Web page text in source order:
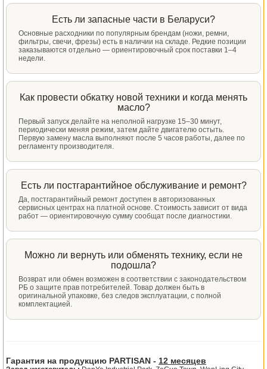
Есть ли запасные части в Беларуси?
Основные расходники по популярным брендам (ножи, ремни,
фильтры, свечи, фрезы) есть в наличии на складе. Редкие позиции
заказываются отдельно — ориентировочный срок поставки 1–4
недели.
Как провести обкатку новой техники и когда менять
масло?
Первый запуск делайте на неполной нагрузке 15–30 минут,
периодически меняя режим, затем дайте двигателю остыть.
Первую замену масла выполняют после 5 часов работы, далее по
регламенту производителя.
Есть ли постгарантийное обслуживание и ремонт?
Да, постгарантийный ремонт доступен в авторизованных
сервисных центрах на платной основе. Стоимость зависит от вида
работ — ориентировочную сумму сообщат после диагностики.
Можно ли вернуть или обменять технику, если не
подошла?
Возврат или обмен возможен в соответствии с законодательством
РБ о защите прав потребителей. Товар должен быть в
оригинальной упаковке, без следов эксплуатации, с полной
комплектацией.
Гарантия на продукцию PARTISAN - 12 месяцев